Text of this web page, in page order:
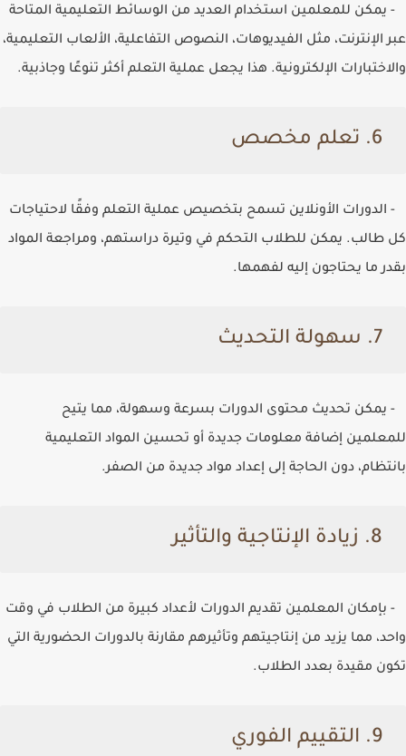
- يمكن للمعلمين استخدام العديد من الوسائط التعليمية المتاحة
عبر الإنترنت، مثل الفيديوهات، النصوص التفاعلية، الألعاب التعليمية،
والاختبارات الإلكترونية. هذا يجعل عملية التعلم أكثر تنوعًا وجاذبية.
6. تعلم مخصص
- الدورات الأونلاين تسمح بتخصيص عملية التعلم وفقًا لاحتياجات
كل طالب. يمكن للطلاب التحكم في وتيرة دراستهم، ومراجعة المواد
بقدر ما يحتاجون إليه لفهمها.
7. سهولة التحديث
- يمكن تحديث محتوى الدورات بسرعة وسهولة، مما يتيح
للمعلمين إضافة معلومات جديدة أو تحسين المواد التعليمية
بانتظام، دون الحاجة إلى إعداد مواد جديدة من الصفر.
8. زيادة الإنتاجية والتأثير
- بإمكان المعلمين تقديم الدورات لأعداد كبيرة من الطلاب في وقت
واحد، مما يزيد من إنتاجيتهم وتأثيرهم مقارنة بالدورات الحضورية التي
تكون مقيدة بعدد الطلاب.
9. التقييم الفوري